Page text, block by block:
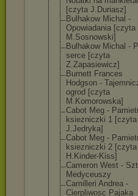
[czyta J.Duriasz]
Bulhakow Michal -
Opowiadania [czyta
M.Sosnowski]
Bulhakow Michal -
serce [czyta
Z.Zapasiewicz]
Burnett Frances
Hodgson -
ogrod [czyta
M.Komorowska]
Cabot Meg -
ksiezniczki 1 [czyta
J.Jedryka]
Cabot Meg -
ksiezniczki 2 [czyta
H.Kinder-Kiss]
Cameron West -
Medyceuszy
Camilleri Andrea -
Cierpliwosc Pajaka